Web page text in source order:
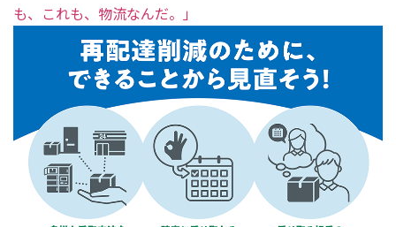
も、これも、物流なんだ。」